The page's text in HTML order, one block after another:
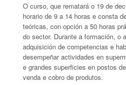
O curso, que rematará o 19 de
horario de 9 a 14 horas e consta
teóricas, con opción a 50 horas
do sector. Durante a formación, o
adquisición de competencias e
desempeñar actividades en
e grandes superficies en postos
venda e cobro de produtos.